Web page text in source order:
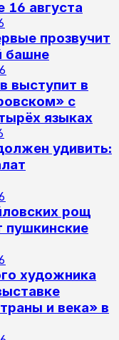
16 августа
прозвучит
башне
выступит в
с
языках
удивить:
рощ
пушкинские
художника
и века» в